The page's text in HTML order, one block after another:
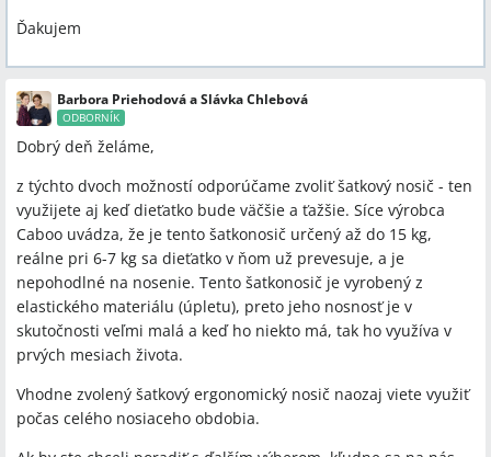
Ďakujem
Barbora Priehodová a Slávka Chlebová
ODBORNÍK
Dobrý deň želáme,
z týchto dvoch možností odporúčame zvoliť šatkový nosič - ten
využijete aj keď dieťatko bude väčšie a ťažšie. Síce výrobca
Caboo uvádza, že je tento šatkonosič určený až do 15 kg,
reálne pri 6-7 kg sa dieťatko v ňom už prevesuje, a je
nepohodlné na nosenie. Tento šatkonosič je vyrobený z
elastického materiálu (úpletu), preto jeho nosnosť je v
skutočnosti veľmi malá a keď ho niekto má, tak ho využíva v
prvých mesiach života.
Vhodne zvolený šatkový ergonomický nosič naozaj viete využiť
počas celého nosiaceho obdobia.